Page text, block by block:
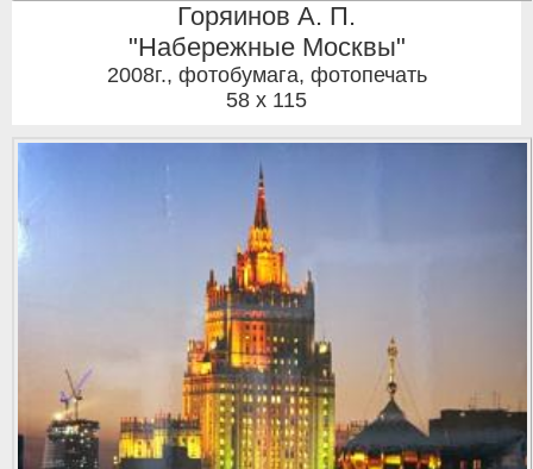
Горяинов А. П.
"Набережные Москвы"
2008г., фотобумага, фотопечать
58 x 115